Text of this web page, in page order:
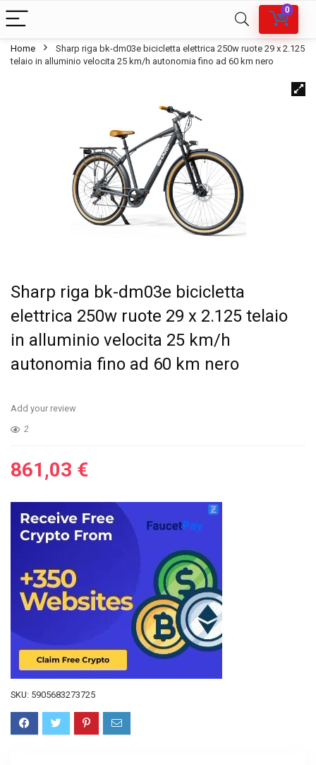
0
Home
Sharp riga bk-dm03e bicicletta elettrica 250w ruote 29 x 2.125
telaio in alluminio velocita 25 km/h autonomia fino ad 60 km nero
Sharp riga bk-dm03e bicicletta
elettrica 250w ruote 29 x 2.125 telaio
in alluminio velocita 25 km/h
autonomia fino ad 60 km nero
Add your review
2
861,03 €
SKU: 5905683273725